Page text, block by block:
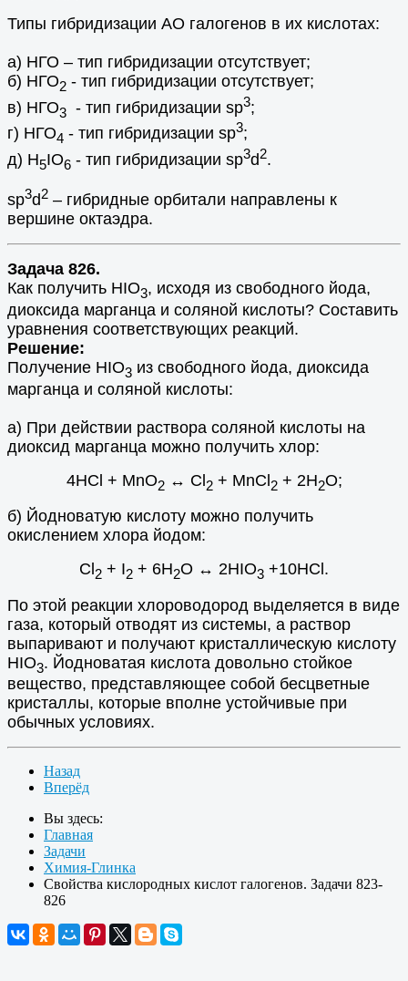
Типы гибридизации АО галогенов в их кислотах:
а) НГО – тип гибридизации отсутствует;
б) НГО2 - тип гибридизации отсутствует;
в) НГО3 - тип гибридизации sp3;
г) НГО4 - тип гибридизации sp3;
д) Н5IO6 - тип гибридизации sp3d2.
sp3d2 – гибридные орбитали направлены к
вершине октаэдра.
Задача 826.
Как получить НIО3, исходя из свободного йода,
диоксида марганца и соляной кислоты? Составить
уравнения соответствующих реакций.
Решение:
Получение НIО3 из свободного йода, диоксида
марганца и соляной кислоты:
а) При действии раствора соляной кислоты на
диоксид марганца можно получить хлор:
4HCl + MnO2↔ Cl2+ MnCl2+ 2H2O;
б) Йодноватую кислоту можно получить
окислением хлора йодом:
Cl 2 + I2 + 6H2O ↔ 2HIO3 +10HCl.
По этой реакции хлороводород выделяется в виде
газа, который отводят из системы, а раствор
выпаривают и получают кристаллическую кислоту
НIО3. Йодноватая кислота довольно стойкое
вещество, представляющее собой бесцветные
кристаллы, которые вполне устойчивые при
обычных условиях.
Назад
Вперёд
Вы здесь:
Главная
Задачи
Химия-Глинка
Свойства кислородных кислот галогенов. Задачи 823-
826